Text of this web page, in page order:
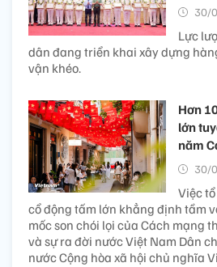
30/
Lực
dân đang triển khai xây dựng
vận khéo.
Hơn
lớn
năm
30/
Việc
cổ động tấm lớn khẳng định tầm
mốc son chói lọi của Cách mạng
và sự ra đời nước Việt Nam Dân
nước Cộng hòa xã hội chủ nghĩa